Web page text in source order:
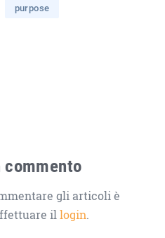
purpose
commento
gli articoli è
illogin.